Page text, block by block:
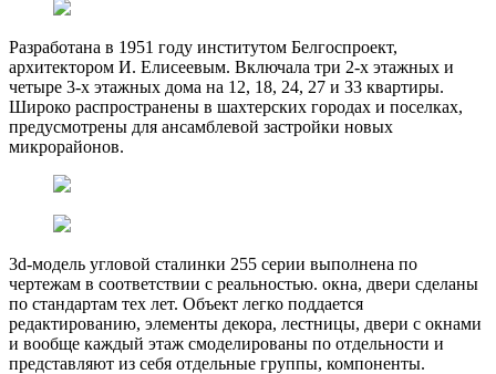
Разработана в 1951 году институтом Белгоспроект,
архитектором И. Елисеевым. Включала три 2-х этажных и
четыре 3-х этажных дома на 12, 18, 24, 27 и 33 квартиры.
Широко распространены в шахтерских городах и поселках,
предусмотрены для ансамблевой застройки новых
микрорайонов.
3d-модель угловой сталинки 255 серии выполнена по
чертежам в соответствии с реальностью. окна, двери сделаны
по стандартам тех лет. Объект легко поддается
редактированию, элементы декора, лестницы, двери с окнами
и вообще каждый этаж смоделированы по отдельности и
представляют из себя отдельные группы, компоненты.